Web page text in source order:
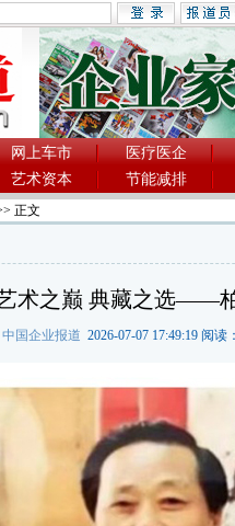
网上车市 医疗医企
艺术资本 节能减排
正文
术之巅 典藏之选——
中国企业报道 2026-07-07 17:49:19 阅读：